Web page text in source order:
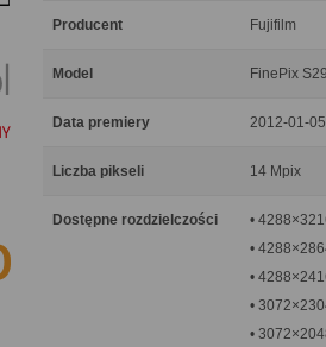
Producent Fujifilm
Model FinePix
Data premiery 2012-01-05
Liczba pikseli 14 Mpix
Dostępne rozdzielczości
•
•
•
•
•